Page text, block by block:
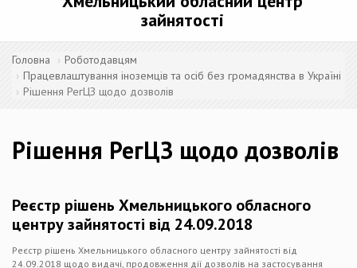
зайнятості
Головна
Роботодавцям
Працевлаштування іноземців та осіб без громадянства в Україні
Рішення РегЦЗ щодо дозволів
Рішення РегЦЗ щодо дозволів
Реєстр рішень Хмельницького обласного
центру зайнятості від 24.09.2018
Реєстр рішень Хмельницького обласного центру зайнятості від
24.09.2018 щодо видачі, продовження дії дозволів на застосування